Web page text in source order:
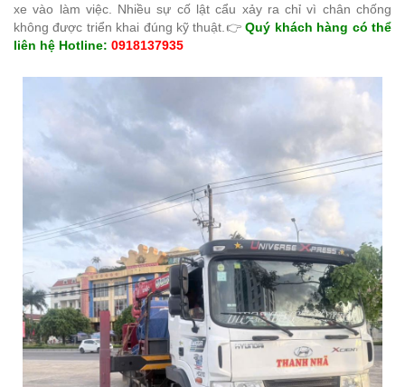
xe vào làm việc. Nhiều sự cố lật cẩu xảy ra chỉ vì chân chống
không được triển khai đúng kỹ thuật. 👉Quý khách hàng có thể
liên hệ Hotline: 0918137935